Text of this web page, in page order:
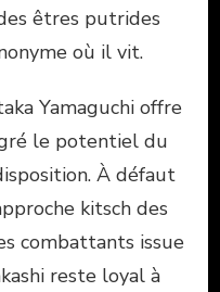
êtres putrides
où il vit.
Yamaguchi offre
le potentiel du
À défaut
kitsch des
combattants issue
reste loyal à